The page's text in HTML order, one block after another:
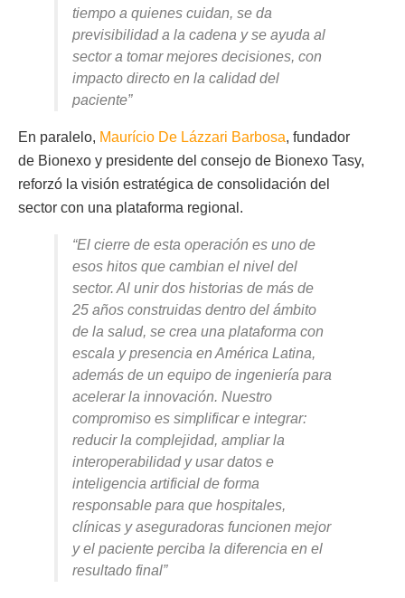
tiempo a quienes cuidan, se da
previsibilidad a la cadena y se ayuda al
sector a tomar mejores decisiones, con
impacto directo en la calidad del
paciente”
En paralelo, Maurício De Lázzari Barbosa, fundador
de Bionexo y presidente del consejo de Bionexo Tasy,
reforzó la visión estratégica de consolidación del
sector con una plataforma regional.
“El cierre de esta operación es uno de
esos hitos que cambian el nivel del
sector. Al unir dos historias de más de
25 años construidas dentro del ámbito
de la salud, se crea una plataforma con
escala y presencia en América Latina,
además de un equipo de ingeniería para
acelerar la innovación. Nuestro
compromiso es simplificar e integrar:
reducir la complejidad, ampliar la
interoperabilidad y usar datos e
inteligencia artificial de forma
responsable para que hospitales,
clínicas y aseguradoras funcionen mejor
y el paciente perciba la diferencia en el
resultado final”